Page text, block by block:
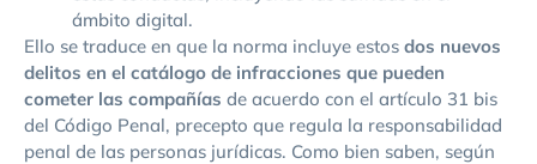
ámbito digital.
Ello se traduce en que la norma incluye estos dos nuevos
delitos en el catálogo de infracciones que pueden
cometer las compañías de acuerdo con el artículo 31 bis
del Código Penal, precepto que regula la responsabilidad
penal de las personas jurídicas. Como bien saben, según